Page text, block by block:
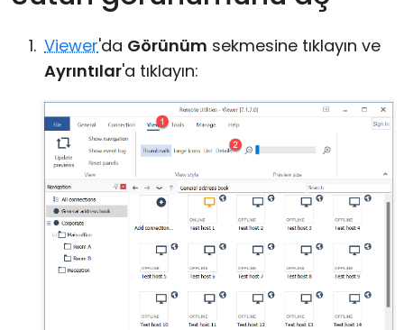
Viewer'da Görünüm sekmesine tıklayın ve
Ayrıntılar'a tıklayın: